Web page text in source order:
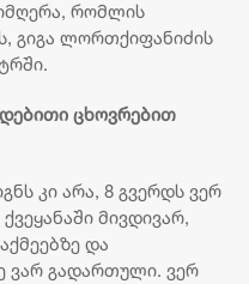
რომლის
გიგა ლორთქიფანიძის
ცხოვრებით
კი არა, 8 გვერდს ვერ
მივდივარ,
და
ვარ გადართული. ვერ